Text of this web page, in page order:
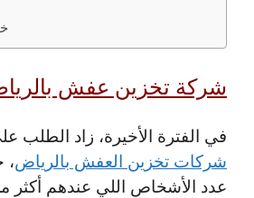
شركة تخزين عفش
في الفترة الأخيرة، زاد الطلب
شركات تخزين العفش بالرياض،
عدد الأشخاص اللي عندهم أكثر